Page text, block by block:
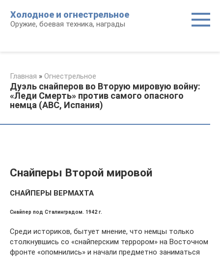
контенту
Холодное и огнестрельное
Оружие, боевая техника, награды
Главная » Огнестрельное
Дуэль снайперов во Вторую мировую войну:
«Леди Смерть» против самого опасного
немца (ABC, Испания)
Снайперы Второй мировой
СНАЙПЕРЫ ВЕРМАХТА
Снайпер под Сталинградом. 1942 г.
Среди историков, бытует мнение, что немцы только
столкнувшись со «снайперским террором» на Восточном
фронте «опомнились» и начали предметно заниматься